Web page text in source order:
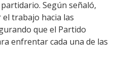
Según señaló,
trabajo hacia las
que el Partido
enfrentar cada una de las